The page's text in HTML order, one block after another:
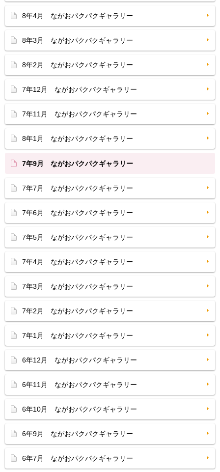
8年4月 ながおパクパクギャラリー
8年3月 ながおパクパクギャラリー
8年2月 ながおパクパクギャラリー
7年12月 ながおパクパクギャラリー
7年11月 ながおパクパクギャラリー
8年1月 ながおパクパクギャラリー
7年9月 ながおパクパクギャラリー
7年7月 ながおパクパクギャラリー
7年6月 ながおパクパクギャラリー
7年5月 ながおパクパクギャラリー
7年4月 ながおパクパクギャラリー
7年3月 ながおパクパクギャラリー
7年2月 ながおパクパクギャラリー
7年1月 ながおパクパクギャラリー
6年12月 ながおパクパクギャラリー
6年11月 ながおパクパクギャラリー
6年10月 ながおパクパクギャラリー
6年9月 ながおパクパクギャラリー
6年7月 ながおパクパクギャラリー